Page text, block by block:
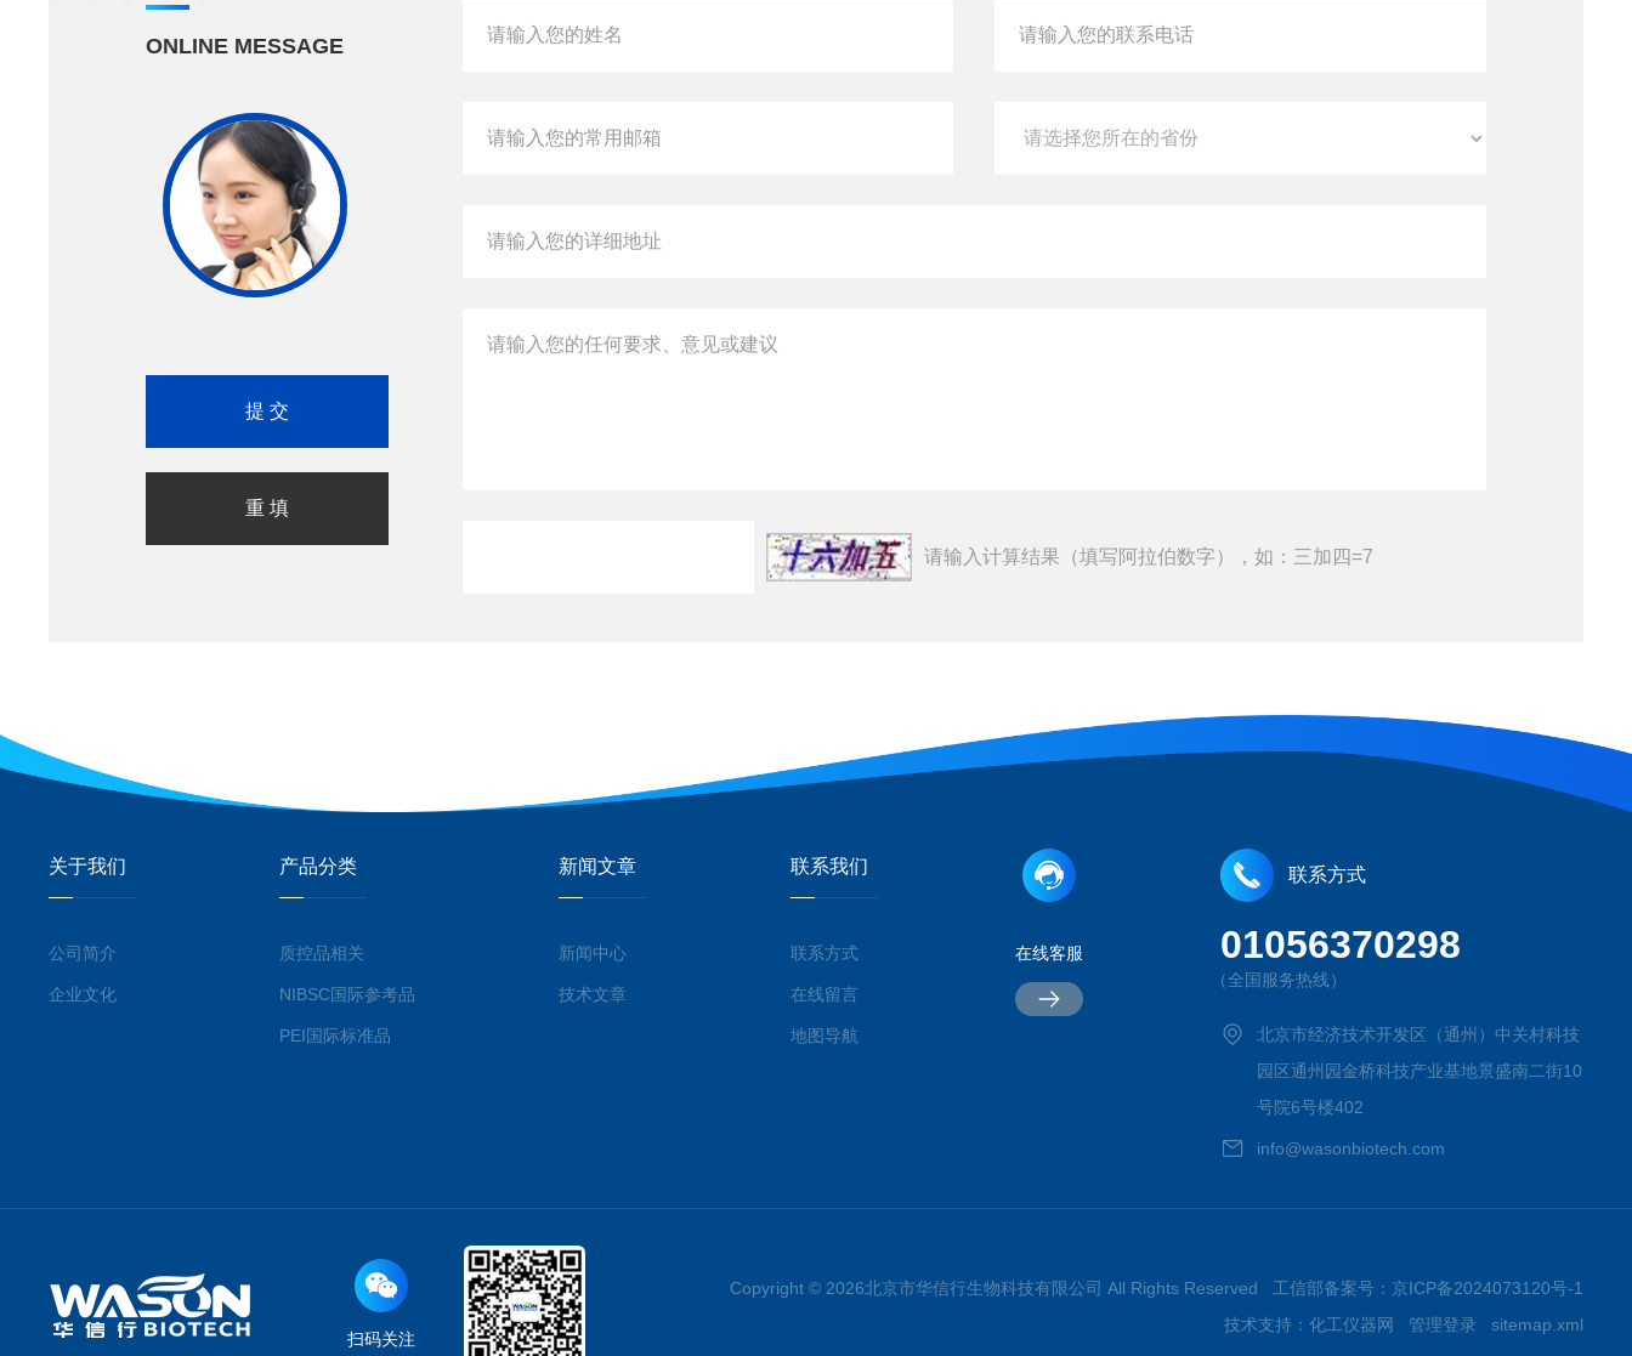
ONLINE MESSAGE
请输入计算结果（填写阿拉伯数字），如：三加四=7
关于我们
公司简介
企业文化
产品分类
质控品相关
NIBSC国际参考品
PEI国际标准品
新闻文章
新闻中心
技术文章
联系我们
联系方式
在线留言
地图导航
在线客服
联系方式
01056370298
（全国服务热线）
北京市经济技术开发区（通州）中关村科技
园区通州园金桥科技产业基地景盛南二街10
号院6号楼402
info@wasonbiotech.com
扫码关注
Copyright © 2026北京市华信行生物科技有限公司 All Rights Reserved 工信部备案号： 京ICP备2024073120号-1
技术支持： 化工仪器网 管理登录 sitemap.xml